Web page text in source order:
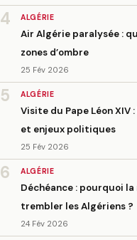
4 ALGÉRIE
Air Algérie paralysée :
zones d’ombre
25 Fév 2026
5 ALGÉRIE
Visite du Pape Léon
et enjeux politiques
25 Fév 2026
6 ALGÉRIE
Déchéance : pourquoi
trembler les Algériens ?
24 Fév 2026